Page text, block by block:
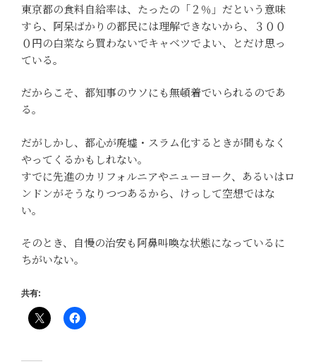
東京都の食料自給率は、たったの「２％」だという意味
すら、阿呆ばかりの都民には理解できないから、３００
０円の白菜なら買わないでキャベツでよい、とだけ思っ
ている。
だからこそ、都知事のウソにも無頓着でいられるのであ
る。
だがしかし、都心が廃墟・スラム化するときが間もなく
やってくるかもしれない。
すでに先進のカリフォルニアやニューヨーク、あるいはロ
ンドンがそうなりつつあるから、けっして空想ではな
い。
そのとき、自慢の治安も阿鼻叫喚な状態になっているに
ちがいない。
共有: